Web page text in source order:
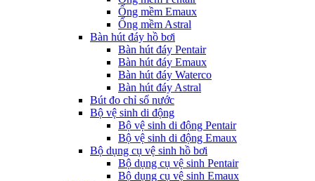
Ống mềm Emaux
Ống mềm Astral
Bàn hút đáy hồ bơi
Bàn hút đáy Pentair
Bàn hút đáy Emaux
Bàn hút đáy Waterco
Bàn hút đáy Astral
Bút đo chỉ số nước
Bộ vệ sinh di động
Bộ vệ sinh di động Pentair
Bộ vệ sinh di động Emaux
Bộ dụng cụ vệ sinh hồ bơi
Bộ dụng cụ vệ sinh Pentair
Bộ dụng cụ vệ sinh Emaux